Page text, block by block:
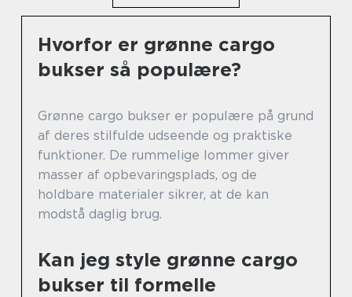
Hvorfor er grønne cargo
bukser så populære?
Grønne cargo bukser er populære på grund
af deres stilfulde udseende og praktiske
funktioner. De rummelige lommer giver
masser af opbevaringsplads, og de
holdbare materialer sikrer, at de kan
modstå daglig brug.
Kan jeg style grønne cargo
bukser til formelle